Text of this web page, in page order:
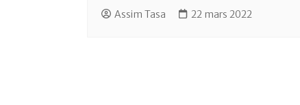
Assim Tasa 22 mars 2022